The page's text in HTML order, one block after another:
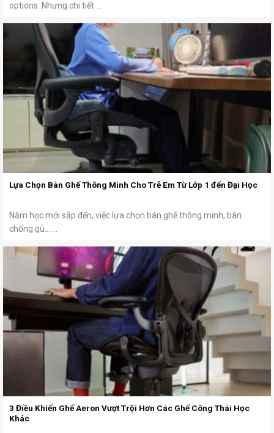
options. Nhưng chi tiết ...
Lựa Chọn Bàn Ghế Thông Minh Cho Trẻ Em Từ Lớp 1 đến Đại Học
Năm học mới sắp đến, việc lựa chọn bàn ghế thông minh, bàn
chống gù… ...
3 Điều Khiến Ghế Aeron Vượt Trội Hơn Các Ghế Công Thái Học
Khác